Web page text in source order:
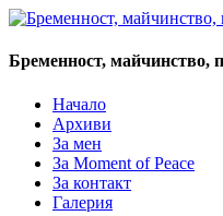
Бременност, майчинство,
Начало
Архиви
За мен
За Moment of Peace
За контакт
Галерия